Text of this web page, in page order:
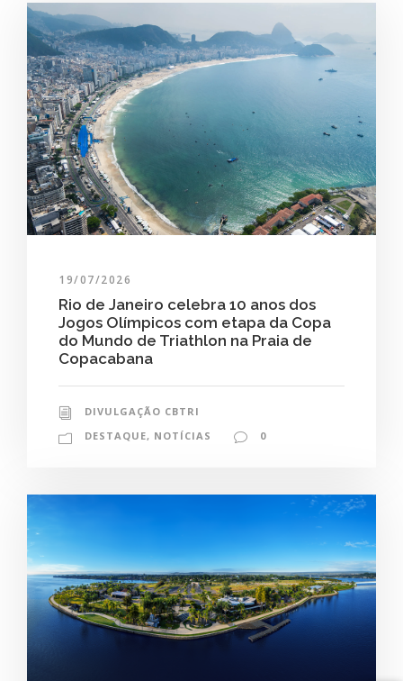
19/07/2026
Rio de Janeiro celebra 10 anos dos
Jogos Olímpicos com etapa da Copa
do Mundo de Triathlon na Praia de
Copacabana
DIVULGAÇÃO CBTRI
DESTAQUE, NOTÍCIAS 0